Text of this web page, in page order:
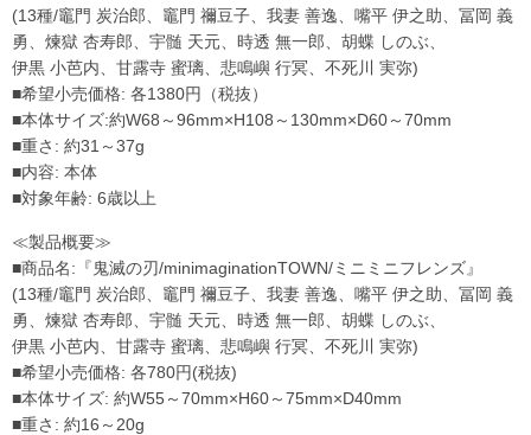
(13種/竈門 炭治郎、竈門 禰豆子、我妻 善逸、嘴平 伊之助、冨岡 義
勇、煉獄 杏寿郎、宇髄 天元、時透 無一郎、胡蝶 しのぶ、
伊黒 小芭内、甘露寺 蜜璃、悲鳴嶼 行冥、不死川 実弥)
■希望小売価格: 各1380円（税抜）
■本体サイズ:約W68～96mm×H108～130mm×D60～70mm
■重さ: 約31～37g
■内容: 本体
■対象年齢: 6歳以上
≪製品概要≫
■商品名:『鬼滅の刃/minimaginationTOWN/ミニミニフレンズ』
(13種/竈門 炭治郎、竈門 禰豆子、我妻 善逸、嘴平 伊之助、冨岡 義
勇、煉獄 杏寿郎、宇髄 天元、時透 無一郎、胡蝶 しのぶ、
伊黒 小芭内、甘露寺 蜜璃、悲鳴嶼 行冥、不死川 実弥)
■希望小売価格: 各780円(税抜)
■本体サイズ: 約W55～70mm×H60～75mm×D40mm
■重さ: 約16～20g